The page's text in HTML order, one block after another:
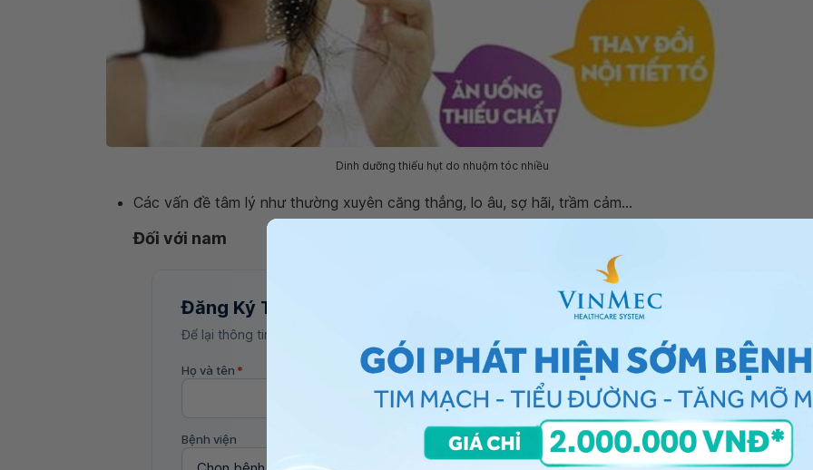
Dinh dưỡng thiếu hụt do nhuộm tóc nhiều
Các vấn đề tâm lý như thường xuyên căng thẳng, lo âu, sợ hãi, trầm cảm...
Đối với nam
Đăng Ký Tư Vấn
Để lại thông tin, bác sĩ Vinmec sẽ liên hệ tư vấn trong 24 giờ.
Họ và tên * Số điện thoại
Bệnh viện